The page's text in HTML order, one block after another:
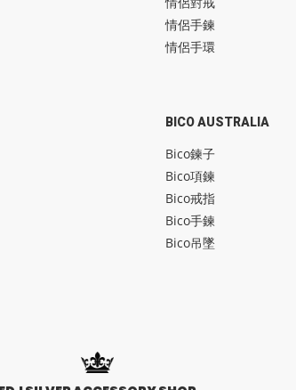
情侶手鍊
情侶手環
BICO AUSTRALIA
Bico鍊子
Bico項鍊
Bico戒指
Bico手鍊
Bico吊墜